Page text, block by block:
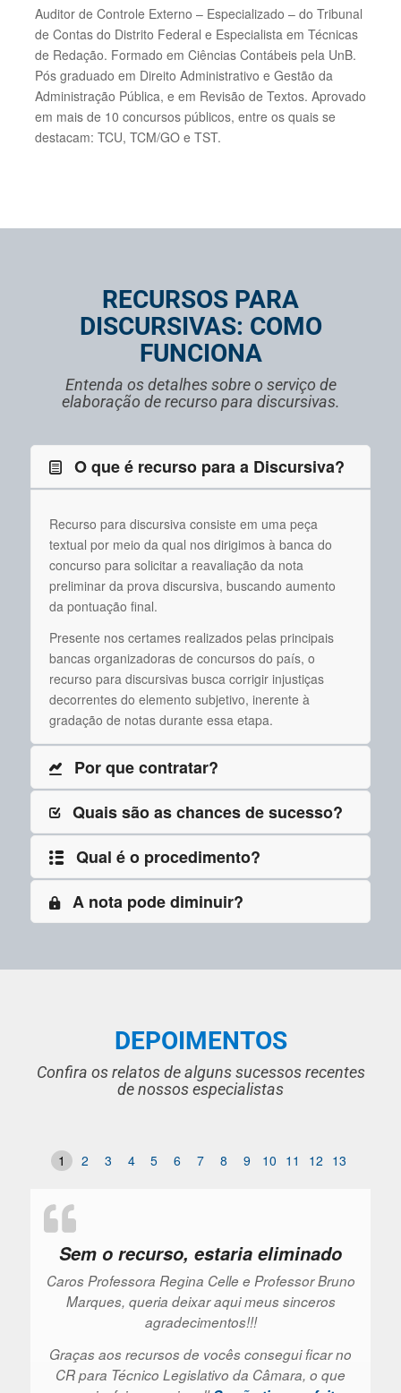
Auditor de Controle Externo – Especializado – do Tribunal
de Contas do Distrito Federal e Especialista em Técnicas
de Redação. Formado em Ciências Contábeis pela UnB.
Pós graduado em Direito Administrativo e Gestão da
Administração Pública, e em Revisão de Textos. Aprovado
em mais de 10 concursos públicos, entre os quais se
destacam: TCU, TCM/GO e TST.
RECURSOS PARA
DISCURSIVAS: COMO
FUNCIONA
Entenda os detalhes sobre o serviço de
elaboração de recurso para discursivas.
O que é recurso para a Discursiva?
Recurso para discursiva consiste em uma peça
textual por meio da qual nos dirigimos à banca do
concurso para solicitar a reavaliação da nota
preliminar da prova discursiva, buscando aumento
da pontuação final.
Presente nos certames realizados pelas principais
bancas organizadoras de concursos do país, o
recurso para discursivas busca corrigir injustiças
decorrentes do elemento subjetivo, inerente à
gradação de notas durante essa etapa.
Por que contratar?
Quais são as chances de sucesso?
Qual é o procedimento?
A nota pode diminuir?
DEPOIMENTOS
Confira os relatos de alguns sucessos recentes
de nossos especialistas
1 2 3 4 5 6 7 8 9 10 11 12 13
Sem o recurso, estaria eliminado
Caros Professora Regina Celle e Professor Bruno
Marques, queria deixar aqui meus sinceros
agradecimentos!!!
Graças aos recursos de vocês consegui ficar no
CR para Técnico Legislativo da Câmara, o que